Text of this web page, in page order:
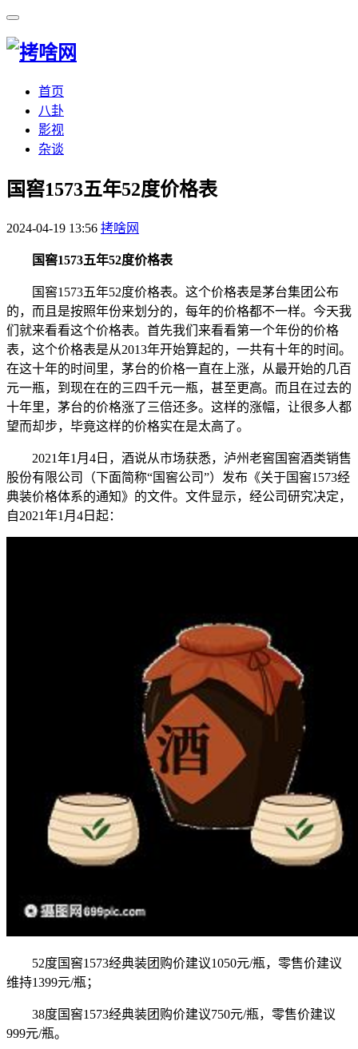
首页
八卦
影视
杂谈
​国窖1573五年52度价格表
2024-04-19 13:56 拷啥网
国窖1573五年52度价格表
国窖1573五年52度价格表。这个价格表是茅台集团公布
的，而且是按照年份来划分的，每年的价格都不一样。今天我
们就来看看这个价格表。首先我们来看看第一个年份的价格
表，这个价格表是从2013年开始算起的，一共有十年的时间。
在这十年的时间里，茅台的价格一直在上涨，从最开始的几百
元一瓶，到现在在的三四千元一瓶，甚至更高。而且在过去的
十年里，茅台的价格涨了三倍还多。这样的涨幅，让很多人都
望而却步，毕竟这样的价格实在是太高了。
2021年1月4日，酒说从市场获悉，泸州老窖国窖酒类销售
股份有限公司（下面简称“国窖公司”）发布《关于国窖1573经
典装价格体系的通知》的文件。文件显示，经公司研究决定，
自2021年1月4日起：
52度国窖1573经典装团购价建议1050元/瓶，零售价建议
维持1399元/瓶；
38度国窖1573经典装团购价建议750元/瓶，零售价建议
999元/瓶。